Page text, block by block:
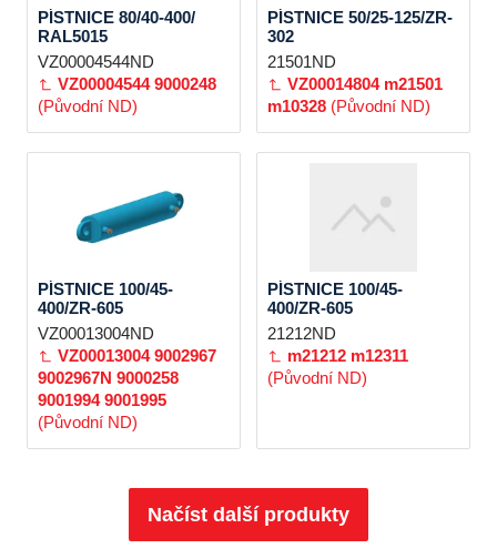
PÍSTNICE 80/40-400/
RAL5015
VZ00004544ND
VZ00004544 9000248
(Původní ND)
PÍSTNICE 50/25-125/ZR-
302
21501ND
VZ00014804 m21501
m10328 (Původní ND)
PÍSTNICE 100/45-
400/ZR-605
VZ00013004ND
VZ00013004 9002967
9002967N 9000258
9001994 9001995
(Původní ND)
PÍSTNICE 100/45-
400/ZR-605
21212ND
m21212 m12311
(Původní ND)
Načíst další produkty